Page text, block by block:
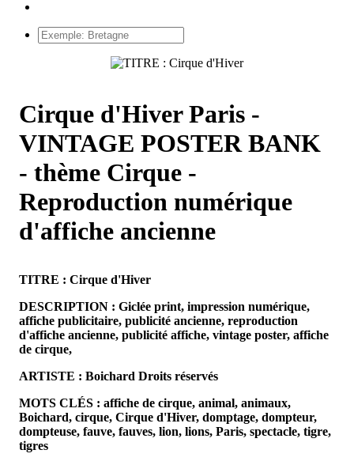
Cirque d'Hiver Paris -
VINTAGE POSTER BANK
- thème Cirque -
Reproduction numérique
d'affiche ancienne
TITRE : Cirque d'Hiver
DESCRIPTION : Giclée print, impression numérique,
affiche publicitaire, publicité ancienne, reproduction
d'affiche ancienne, publicité affiche, vintage poster, affiche
de cirque,
ARTISTE : Boichard Droits réservés
MOTS CLÉS : affiche de cirque, animal, animaux,
Boichard, cirque, Cirque d'Hiver, domptage, dompteur,
dompteuse, fauve, fauves, lion, lions, Paris, spectacle, tigre,
tigres